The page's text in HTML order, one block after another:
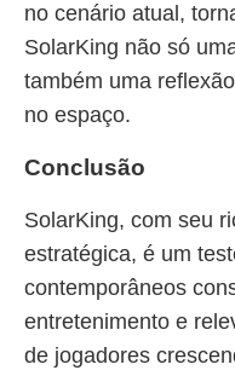
no cenário atual,
SolarKing não só
também uma
no espaço.
Conclusão
SolarKing, com seu
estratégica, é um
contemporâneos
entretenimento e
de jogadores